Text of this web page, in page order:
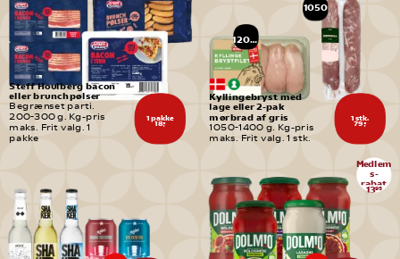
Medlem
s-
rabat
1395
1 stk.
79,-
Kyllingebryst med
lage eller 2-pak
mørbrad af gris
1050-1400 g. Kg-pris
maks. Frit valg. 1 stk.
1 pakke
18,-
Steff Houlberg bacon
eller brunchpølser
Begrænset parti.
200-300 g. Kg-pris
maks. Frit valg. 1
pakke
1200
g
1050
1400